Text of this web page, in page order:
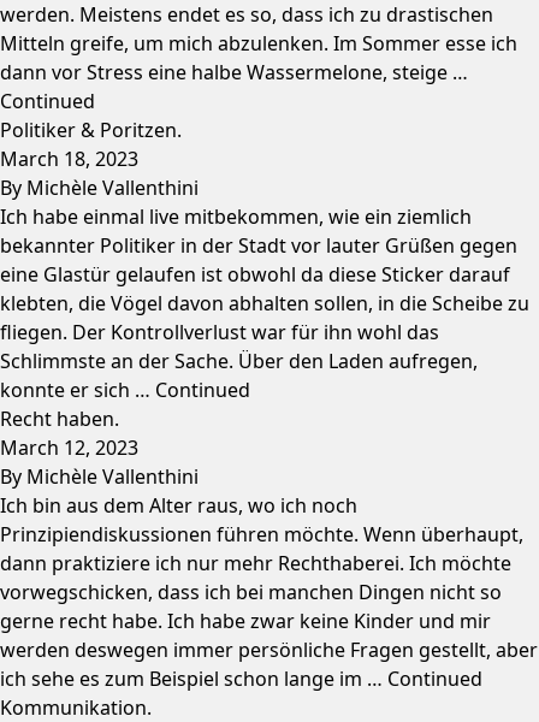
werden. Meistens endet es so, dass ich zu drastischen
Mitteln greife, um mich abzulenken. Im Sommer esse ich
dann vor Stress eine halbe Wassermelone, steige …
Continued
Politiker & Poritzen.
March 18, 2023
By Michèle Vallenthini
Ich habe einmal live mitbekommen, wie ein ziemlich
bekannter Politiker in der Stadt vor lauter Grüßen gegen
eine Glastür gelaufen ist obwohl da diese Sticker darauf
klebten, die Vögel davon abhalten sollen, in die Scheibe zu
fliegen. Der Kontrollverlust war für ihn wohl das
Schlimmste an der Sache. Über den Laden aufregen,
konnte er sich … Continued
Recht haben.
March 12, 2023
By Michèle Vallenthini
Ich bin aus dem Alter raus, wo ich noch
Prinzipiendiskussionen führen möchte. Wenn überhaupt,
dann praktiziere ich nur mehr Rechthaberei. Ich möchte
vorwegschicken, dass ich bei manchen Dingen nicht so
gerne recht habe. Ich habe zwar keine Kinder und mir
werden deswegen immer persönliche Fragen gestellt, aber
ich sehe es zum Beispiel schon lange im … Continued
Kommunikation.